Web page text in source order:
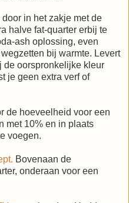
in het zakje met de
halve fat-quarter erbij te
ash oplossing, even
bij warmte. Levert
de oorspronkelijke kleur
je geen extra verf of
de hoeveelheid voor een
met 10% en in plaats
voegen.
Bovenaan de
onderaan voor een